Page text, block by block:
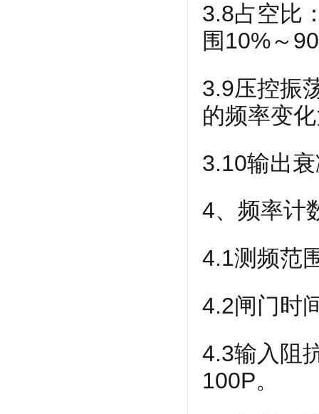
3.8占空比
围10%～
3.9压控振
的频率变
3.10输出
4、频率计
4.1测频范
4.2闸门时
4.3输入阻
100P。